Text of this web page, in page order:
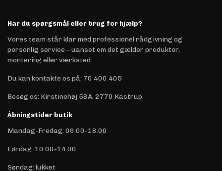
Har du spørgsmål eller brug for hjælp?
Vores team står klar med professionel rådgivning og
personlig service – uanset om det gælder produkter,
montering eller værksted.
Du kan kontakte os på: 70 400 405
Besøg os: Kirstinehøj 58A, 2770 Kastrup
Åbningstider butik
Mandag-Fredag: 09.00-18.00
Lørdag: 10.00-14.00
Søndag: lukket